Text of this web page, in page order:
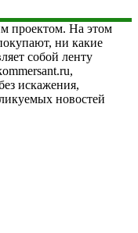
проектом. На этом
ни какие
собой ленту
искажения,
новостей